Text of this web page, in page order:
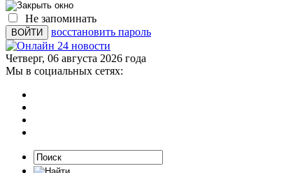
Не запоминать
восстановить пароль
Четверг, 06 августа 2026 года
Мы в социальных сетях: